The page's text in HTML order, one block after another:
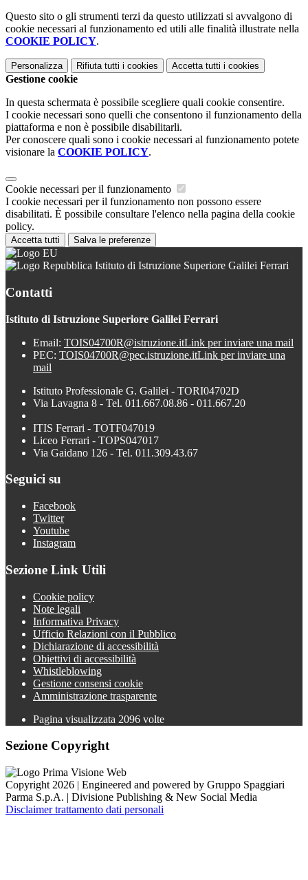
Questo sito o gli strumenti terzi da questo utilizzati si avvalgono di
cookie necessari al funzionamento ed utili alle finalità illustrate nella
COOKIE POLICY.
Personalizza Rifiuta tutti i cookies Accetta tutti i cookies
Gestione cookie
In questa schermata è possibile scegliere quali cookie consentire.
I cookie necessari sono quelli che consentono il funzionamento della
piattaforma e non è possibile disabilitarli.
Per conoscere quali sono i cookie necessari al funzionamento potete
visionare la COOKIE POLICY.
Cookie necessari per il funzionamento
I cookie necessari per il funzionamento non possono essere
disabilitati. È possibile consultare l'elenco nella pagina della cookie
policy.
Accetta tutti Salva le preferenze
Istituto di Istruzione Superiore Galilei Ferrari
Contatti
Istituto di Istruzione Superiore Galilei Ferrari
Email: TOIS04700R@istruzione.itLink per inviare una mail
PEC: TOIS04700R@pec.istruzione.itLink per inviare una
mail
Istituto Professionale G. Galilei - TORI04702D
Via Lavagna 8 - Tel. 011.667.08.86 - 011.667.20
ITIS Ferrari - TOTF047019
Liceo Ferrari - TOPS047017
Via Gaidano 126 - Tel. 011.309.43.67
Seguici su
Facebook
Twitter
Youtube
Instagram
Sezione Link Utili
Cookie policy
Note legali
Informativa Privacy
Ufficio Relazioni con il Pubblico
Dichiarazione di accessibilità
Obiettivi di accessibilità
Whistleblowing
Gestione consensi cookie
Amministrazione trasparente
Pagina visualizzata 2096 volte
Sezione Copyright
Copyright 2026 | Engineered and powered by Gruppo Spaggiari
Parma S.p.A. | Divisione Publishing & New Social Media
Disclaimer trattamento dati personali